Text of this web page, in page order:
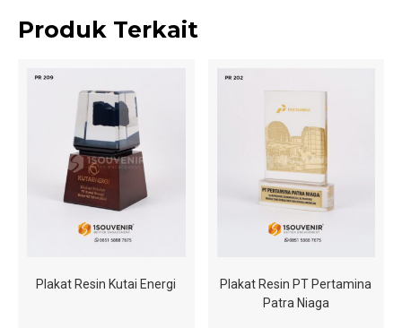
Produk Terkait
Plakat Resin Kutai Energi
Plakat Resin PT Pertamina
Patra Niaga